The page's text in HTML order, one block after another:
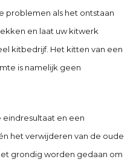
problemen als het ontstaan
en laat uw kitwerk
kitbedrijf. Het kitten van een
is namelijk geen
eindresultaat en een
het verwijderen van de oude
grondig worden gedaan om